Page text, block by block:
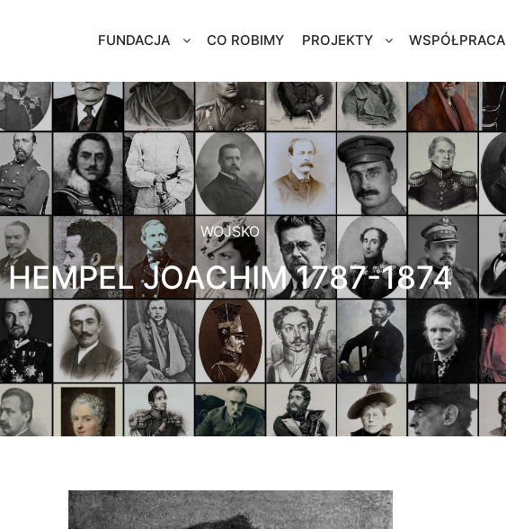
FUNDACJA CO ROBIMY PROJEKTY WSPÓŁPRACA
WOJSKO
HEMPEL JOACHIM 1787-1874